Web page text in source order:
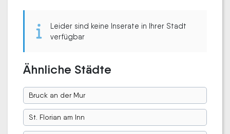
Leider sind keine Inserate in Ihrer Stadt
verfügbar
Ähnliche Städte
Bruck an der Mur
St. Florian am Inn